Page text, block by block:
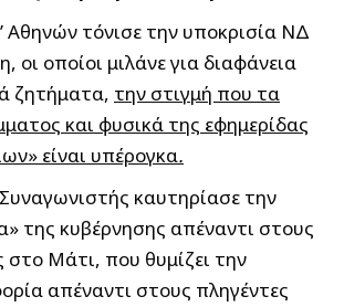
Αθηνών τόνισε την υποκρισία ΝΔ
οι οποίοι μιλάνε για διαφάνεια
ζητήματα, την στιγμή που τα
και φυσικά της εφημερίδας
είναι υπέρογκα.
καυτηρίασε την
της κυβέρνησης απέναντι στους
Μάτι, που θυμίζει την
απέναντι στους πληγέντες